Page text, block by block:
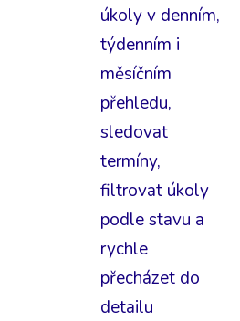
úkoly v denním,
týdenním i
měsíčním
přehledu,
sledovat
termíny,
filtrovat úkoly
podle stavu a
rychle
přecházet do
detailu